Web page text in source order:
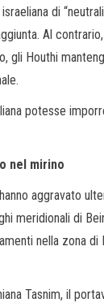
di
Al
gli Houthi
potesse
nel mirino
aggravato
meridionali di
nella zona
Tasnim, il